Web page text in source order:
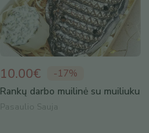
10.00€ -17%
Rankų darbo muilinė su muiliuku
Pasaulio Sauja